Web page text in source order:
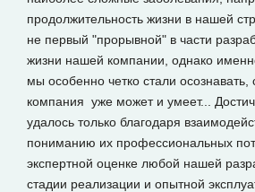
продолжительность жизни в нашей
не первый "прорывной" в части
жизни нашей компании, однако
мы особенно четко стали осознавать,
компания уже может и умеет...
удалось только благодаря
пониманию их профессиональных
экспертной оценке любой нашей
стадии реализации и опытной